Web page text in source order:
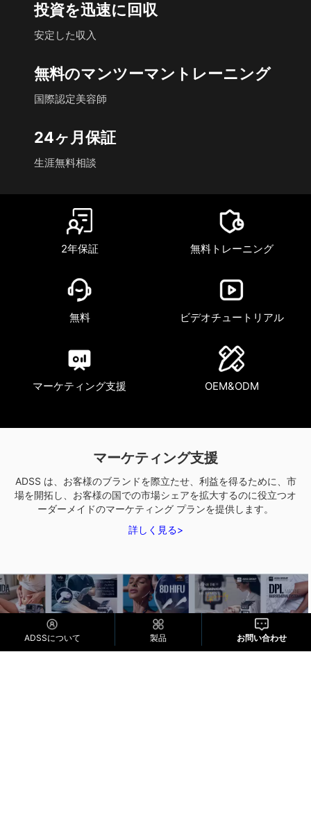
投資を迅速に回収
安定した収入
無料のマンツーマントレーニング
国際認定美容師
24ヶ月保証
生涯無料相談
2年保証 無料トレーニング
無料 ビデオチュートリアル
マーケティング支援 OEM&ODM
マーケティング支援
ADSS は、お客様のブランドを際立たせ、利益を得るために、市
場を開拓し、お客様の国での市場シェアを拡大するのに役立つオ
ーダーメイドのマーケティング プランを提供します。
詳しく見る>
ADSSについて 製品 お問い合わせ